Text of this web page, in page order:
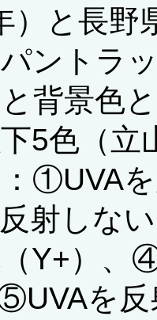
）と長野
ントラ
背景色
5色（立
①UVA
射しな
Y+）、
⑤UVAを